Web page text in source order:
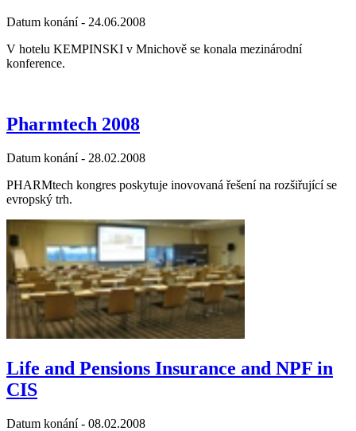
Datum konání - 24.06.2008
V hotelu KEMPINSKI v Mnichově se konala mezinárodní
konference.
Pharmtech 2008
Datum konání - 28.02.2008
PHARMtech kongres poskytuje inovovaná řešení na rozšiřující se
evropský trh.
Life and Pensions Insurance and NPF in
CIS
Datum konání - 08.02.2008